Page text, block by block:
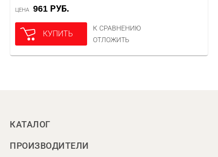
ЦЕНА 961 РУБ.
КУПИТЬ
К СРАВНЕНИЮ
ОТЛОЖИТЬ
КАТАЛОГ
ПРОИЗВОДИТЕЛИ